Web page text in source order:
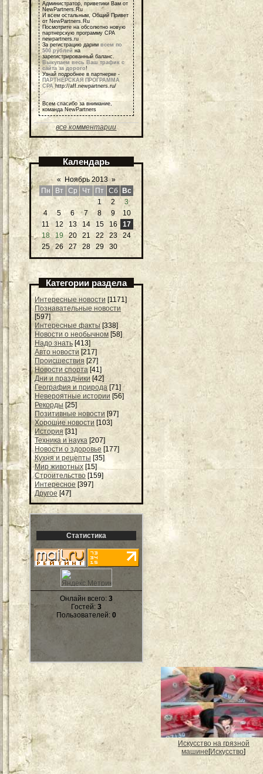
Администратор, приветики Вам от
NewPartners.Ru
И всем остальным, Общий Привет
от NewPartners.Ru
Посмотрите на обсолютно новую
партнерскую программу СРА
newpartners.ru
За регистрацию дарим всем по
500 рублей на
зарегистрированный баланс.
Выкупаем весь Ваш трафик с
сайта за дорого!
Узнай подробнее в партнерке -
ПАРТНЕРСКАЯ ПРОГРАММА
СРА http://aff.newpartners.ru/
Всем спасибо за внимание,
команда NewPartners
все комментарии
Календарь
« Ноябрь 2013 »
Пн
Вт Ср Чт Пт Сб
Вс
1
2
3
4
5 6 7 8 9
10
11
12 13 14 15 16
17
18
19 20 21 22 23
24
25
26 27 28 29 30
Категории раздела
Интересные новости [1171]
Познавательные новости
[597]
Интересные факты [338]
Новости о необычном [58]
Надо знать [413]
Авто новости [217]
Происшествия [27]
Новости спорта [41]
Дни и праздники [42]
География и природа [71]
Невероятные истории [56]
Рекорды [25]
Позитивные новости [97]
Хорошие новости [103]
История [31]
Техника и наука [207]
Новости о здоровье [177]
Кухня и рецепты [35]
Мир животных [15]
Строительство [159]
Интересное [397]
Другое [47]
Статистика
Онлайн всего: 3
Гостей: 3
Пользователей: 0
Искусство на грязной
машине [Искусство]